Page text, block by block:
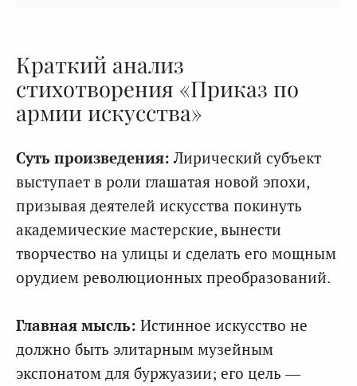
Краткий анализ
стихотворения «Приказ по
армии искусства»
Суть произведения: Лирический субъект
выступает в роли глашатая новой эпохи,
призывая деятелей искусства покинуть
академические мастерские, вынести
творчество на улицы и сделать его мощным
орудием революционных преобразований.
Главная мысль: Истинное искусство не
должно быть элитарным музейным
экспонатом для буржуазии; его цель —